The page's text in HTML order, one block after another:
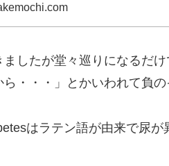
ましたが堂々巡りになるだ
・・・」とかいわれて負
はラテン語が由来で尿